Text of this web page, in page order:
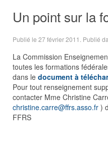
Un point sur la
Publié le 27 février 2011 . Publié
La Commission
toutes les formations
dans le document à
Pour tout renseignement
contacter Mme Christine
christine.carre@ffrs.asso.fr )
FFRS